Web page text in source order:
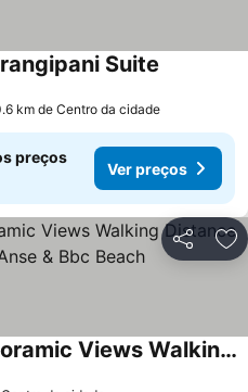
Suite
km de Centro da cidade
preços
Ver preços
Partilhar
Modern Condo W/ Panoramic Views Walking Distance Between Grand Anse & Bbc Beach